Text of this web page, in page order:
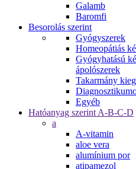
Galamb
Baromfi
Besorolás szerint
Gyógyszerek
Homeopátiás
Gyógyhatású
ápolószerek
Takarmány
Egyéb
Hatóanyag szerint A-B-C-D
a
A-vitamin
aloe vera
alumínium por
atipamezol